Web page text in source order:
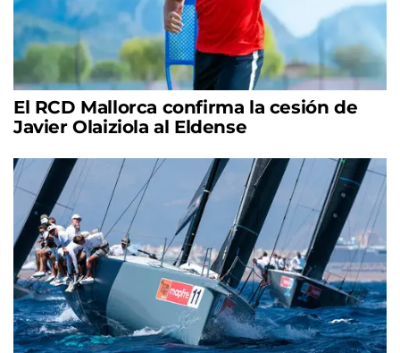
El RCD Mallorca confirma la cesión de
Javier Olaiziola al Eldense